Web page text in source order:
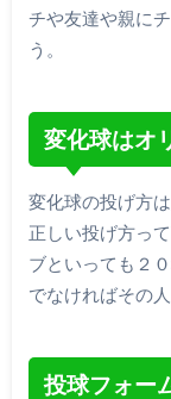
チや友達や親に
う。
変化球はオ
変化球の投げ方
正しい投げ方っ
ブといっても２
でなければその
投球フォー